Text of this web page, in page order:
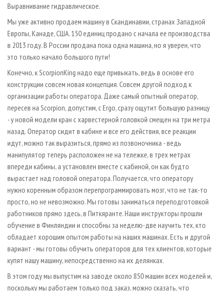
Выравнивание гидравлическое.
Мы уже активно продаем машину в Скандинавии, странах Западной
Европы, Канаде, США. 150 единиц продано с начала ее производства
в 2013 году. В России продана пока одна машина, но я уверен, что
это только начало большого пути!
Конечно, к ScorpionKing надо еще привыкать, ведь в основе его
конструкции совсем новая концепция. Совсем другой подход к
организации работы оператора. Даже самый опытный оператор,
пересев на Scorpion, допустим, с Ergo, сразу ощутит большую разницу
- у новой модели кран с харвестерной головкой смещен на три метра
назад. Оператор сидит в кабине и все его действия, все реакции
идут, можно так выразиться, прямо из позвоночника - ведь
манипулятор теперь расположен не на тележке, в трех метрах
впереди кабины, а установлен вместе с кабиной, он как будто
вырастает над головой оператора. Получается, что оператору
нужно коренным образом перепрограммировать мозг, что не так-то
просто, но не невозможно. Мы готовы заниматься переподготовкой
работников прямо здесь, в Питкяранте. Наши инструкторы прошли
обучение в Финляндии и способны за неделю-две научить тех, кто
обладает хорошим опытом работы на наших машинах. Есть и другой
вариант - мы готовы обучить операторов для тех клиентов, которые
купят нашу машину, непосредственно на их делянках.
В этом году мы выпустим на заводе около 850 машин всех моделей и,
поскольку мы работаем только под заказ, можно сказать, что